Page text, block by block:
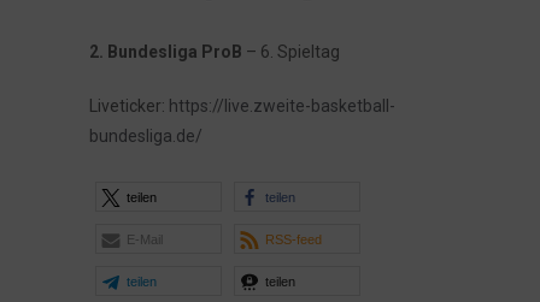
2. Bundesliga ProB – 6. Spieltag
Liveticker: https://live.zweite-basketball-
bundesliga.de/
teilen teilen
E-Mail RSS-feed
teilen teilen